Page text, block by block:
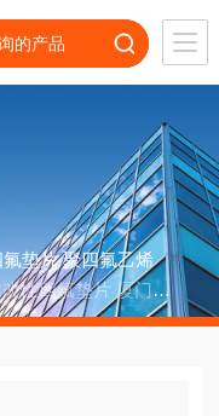
氟垫片 聚四氟乙烯
四氟垫片 厦门四